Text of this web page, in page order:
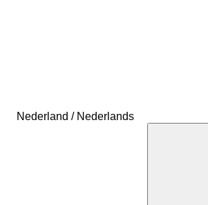
Nederland / Nederlands